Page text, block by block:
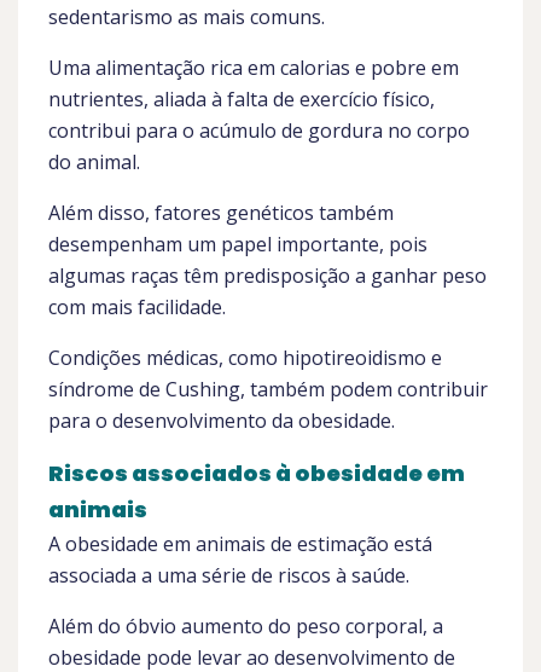
sedentarismo as mais comuns.
Uma alimentação rica em calorias e pobre em
nutrientes, aliada à falta de exercício físico,
contribui para o acúmulo de gordura no corpo
do animal.
Além disso, fatores genéticos também
desempenham um papel importante, pois
algumas raças têm predisposição a ganhar peso
com mais facilidade.
Condições médicas, como hipotireoidismo e
síndrome de Cushing, também podem contribuir
para o desenvolvimento da obesidade.
Riscos associados à obesidade em
animais
A obesidade em animais de estimação está
associada a uma série de riscos à saúde.
Além do óbvio aumento do peso corporal, a
obesidade pode levar ao desenvolvimento de